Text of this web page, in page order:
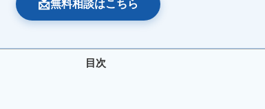
📩無料相談はこちら
目次